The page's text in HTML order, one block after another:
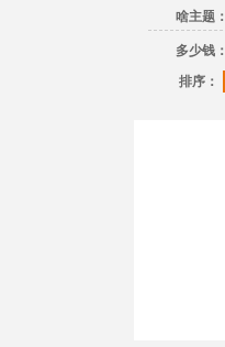
啥主题：
多少钱：
排序：